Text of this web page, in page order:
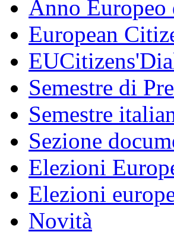
Anno
European
Semestre di
Semestre
Sezione
Elezioni
Elezioni
Novità